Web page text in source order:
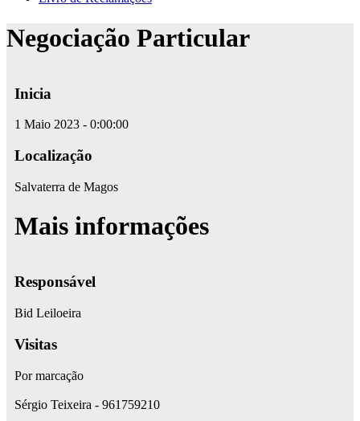
Negociação Particular
Inicia
1 Maio 2023 - 0:00:00
Localização
Salvaterra de Magos
Mais informações
Responsável
Bid Leiloeira
Visitas
Por marcação
Sérgio Teixeira - 961759210